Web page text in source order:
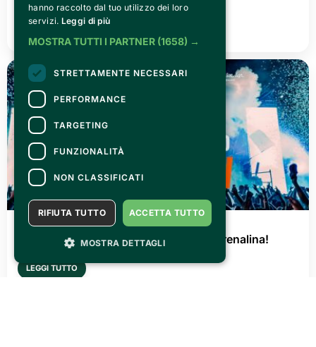
GIOVEDÌ 02 LUGLIO 2026
AGRISHOW 2026: tre giorni di pura adrenalina!
LEGGI TUTTO
hanno raccolto dal tuo utilizzo dei loro
servizi. Leggi di più
MOSTRA TUTTI I PARTNER (1658) →
STRETTAMENTE NECESSARI
PERFORMANCE
TARGETING
FUNZIONALITÀ
NON CLASSIFICATI
ACCETTA TUTTO
RIFIUTA TUTTO
MOSTRA DETTAGLI